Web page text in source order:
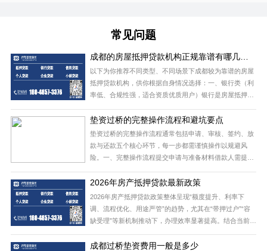
常见问题
成都的房屋抵押贷款机构正规靠谱有哪几
家？
以下为你推荐不同类型、不同场景下成都较为靠谱的房屋
抵押贷款机构，供你根据自身情况选择：一、银行类（利
率低、合规性强，适合资质优质用户）银行是房屋抵押贷
优势突出：民生银行成都分行‌：住宅抵押最高可贷8.5成，
利率2.4%起，支持先息后本还款，营业执照满6个月即
垫资过桥的完整操作流程和避坑要点
垫资过桥的完整操作流程‌通常包括申请、审核、签约、放
款与还款五个核心环节，每一步都需谨慎操作以规避风
险。一、完整操作流程提交申请与准备材料‌借款人需提供
产证）等。若用于房产赎楼，还需提供原贷款银行的结清
证明模板和新银行的‌同贷书‌（贷款承诺函）。机构
2026年房产抵押贷款最新政策
2026年房产抵押贷款政策整体呈现“额度提升、利率下
调、流程优化、用途严管”的趋势‌，尤其在“带押过户”“容
缺受理”等新机制推动下，办理效率显著提高。结合当前
贷款额度与抵押率：普通住宅最高可达评估价70%–85%‌
成都过桥垫资费用一般是多少